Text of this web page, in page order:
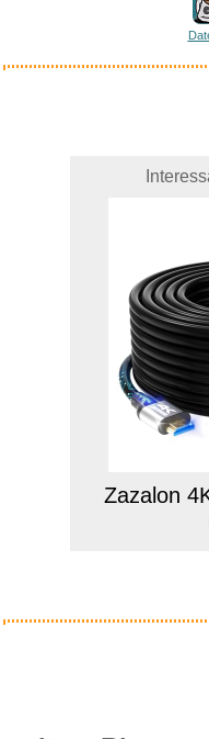
Zazalon